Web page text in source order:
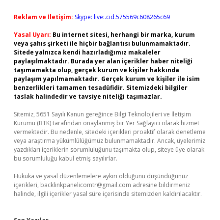
Reklam ve İletişim: Skype: live:.cid.575569c608265c69
Yasal Uyarı: Bu internet sitesi, herhangi bir marka, kurum
veya şahıs şirketi ile hiçbir bağlantısı bulunmamaktadır.
Sitede yalnızca kendi hazırladığımız makaleler
paylaşılmaktadır. Burada yer alan içerikler haber niteliği
taşımamakta olup, gerçek kurum ve kişiler hakkında
paylaşım yapılmamaktadır. Gerçek kurum ve kişiler ile isim
benzerlikleri tamamen tesadüfidir. Sitemizdeki bilgiler
taslak halindedir ve tavsiye niteliği taşımazlar.
Sitemiz, 5651 Sayılı Kanun gereğince Bilgi Teknolojileri ve İletişim
Kurumu (BTK) tarafından onaylanmış bir Yer Sağlayıcı olarak hizmet
vermektedir. Bu nedenle, sitedeki içerikleri proaktif olarak denetleme
veya araştırma yükümlülüğümüz bulunmamaktadır. Ancak, üyelerimiz
yazdıkları içeriklerin sorumluluğunu taşımakta olup, siteye üye olarak
bu sorumluluğu kabul etmiş sayılırlar.
Hukuka ve yasal düzenlemelere aykırı olduğunu düşündüğünüz
içerikleri, backlinkpanelicomtr@gmail.com adresine bildirmeniz
halinde, ilgili içerikler yasal süre içerisinde sitemizden kaldırılacaktır.